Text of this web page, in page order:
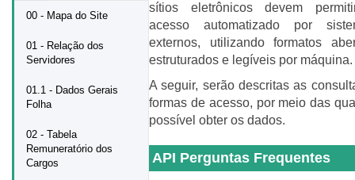
00 - Mapa do Site
01 - Relação dos
Servidores
01.1 - Dados Gerais
Folha
02 - Tabela
Remuneratório dos
Cargos
sítios eletrônicos devem
acesso automatizado por
externos, utilizando formatos
estruturados e legíveis por máquina.
A seguir, serão descritas as
formas de acesso, por meio das
possível obter os dados.
API Perguntas Frequentes